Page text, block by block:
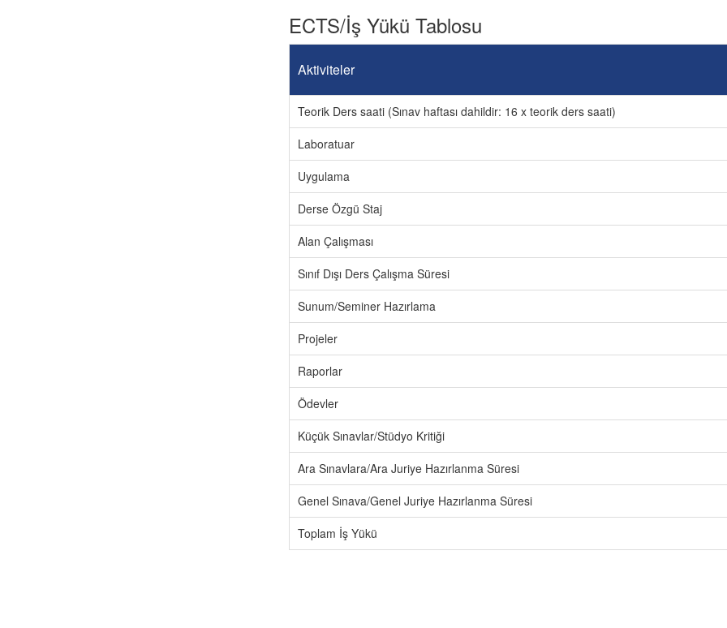
ECTS/İş Yükü Tablosu
Aktiviteler
Teorik Ders saati (Sınav haftası dahildir: 16 x teorik ders saati)
Laboratuar
Uygulama
Derse Özgü Staj
Alan Çalışması
Sınıf Dışı Ders Çalışma Süresi
Sunum/Seminer Hazırlama
Projeler
Raporlar
Ödevler
Küçük Sınavlar/Stüdyo Kritiği
Ara Sınavlara/Ara Juriye Hazırlanma Süresi
Genel Sınava/Genel Juriye Hazırlanma Süresi
Toplam İş Yükü